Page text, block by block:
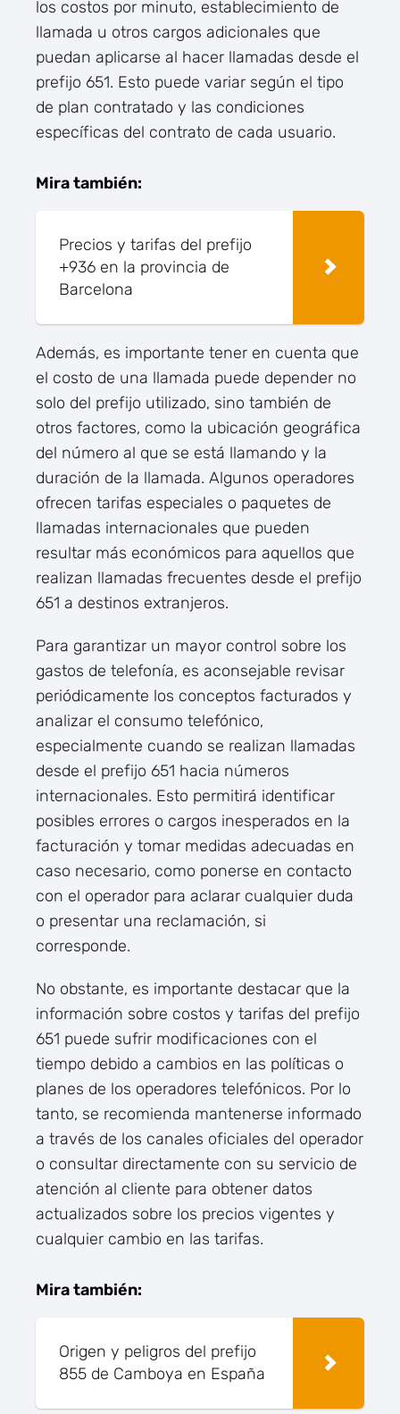
los costos por minuto, establecimiento de
llamada u otros cargos adicionales que
puedan aplicarse al hacer llamadas desde el
prefijo 651. Esto puede variar según el tipo
de plan contratado y las condiciones
específicas del contrato de cada usuario.
Mira también:
Precios y tarifas del prefijo
+936 en la provincia de
Barcelona
Además, es importante tener en cuenta que
el costo de una llamada puede depender no
solo del prefijo utilizado, sino también de
otros factores, como la ubicación geográfica
del número al que se está llamando y la
duración de la llamada. Algunos operadores
ofrecen tarifas especiales o paquetes de
llamadas internacionales que pueden
resultar más económicos para aquellos que
realizan llamadas frecuentes desde el prefijo
651 a destinos extranjeros.
Para garantizar un mayor control sobre los
gastos de telefonía, es aconsejable revisar
periódicamente los conceptos facturados y
analizar el consumo telefónico,
especialmente cuando se realizan llamadas
desde el prefijo 651 hacia números
internacionales. Esto permitirá identificar
posibles errores o cargos inesperados en la
facturación y tomar medidas adecuadas en
caso necesario, como ponerse en contacto
con el operador para aclarar cualquier duda
o presentar una reclamación, si
corresponde.
No obstante, es importante destacar que la
información sobre costos y tarifas del prefijo
651 puede sufrir modificaciones con el
tiempo debido a cambios en las políticas o
planes de los operadores telefónicos. Por lo
tanto, se recomienda mantenerse informado
a través de los canales oficiales del operador
o consultar directamente con su servicio de
atención al cliente para obtener datos
actualizados sobre los precios vigentes y
cualquier cambio en las tarifas.
Mira también:
Origen y peligros del prefijo
855 de Camboya en España